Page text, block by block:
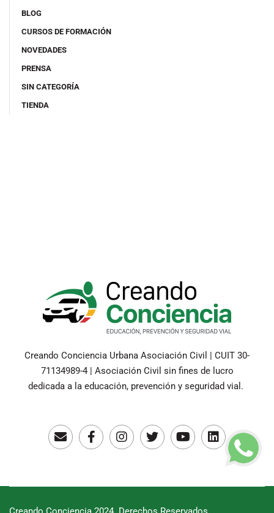
BLOG
CURSOS DE FORMACIÓN
NOVEDADES
PRENSA
SIN CATEGORÍA
TIENDA
Creando Conciencia Urbana Asociación Civil | CUIT 30-
71134989-4 | Asociación Civil sin fines de lucro
dedicada a la educación, prevención y seguridad vial.